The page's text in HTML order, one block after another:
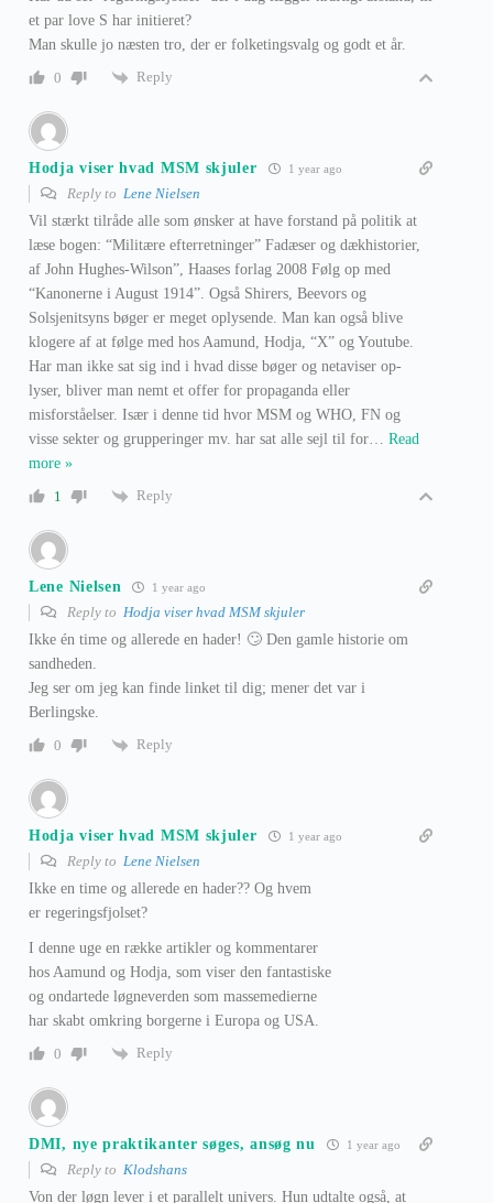
et par love S har initieret?
Man skulle jo næsten tro, der er folketingsvalg og godt et år.
0
Reply
Hodja viser hvad MSM skjuler 1 year ago
Reply to Lene Nielsen
Vil stærkt tilråde alle som ønsker at have forstand på politik at
læse bogen: “Militære efterretninger” Fadæser og dækhistorier,
af John Hughes-Wilson”, Haases forlag 2008 Følg op med
“Kanonerne i August 1914”. Også Shirers, Beevors og
Solsjenitsyns bøger er meget oplysende. Man kan også blive
klogere af at følge med hos Aamund, Hodja, “X” og Youtube.
Har man ikke sat sig ind i hvad disse bøger og netaviser op-
lyser, bliver man nemt et offer for propaganda eller
misforståelser. Især i denne tid hvor MSM og WHO, FN og
visse sekter og grupperinger mv. har sat alle sejl til for… Read
more »
1
Reply
Lene Nielsen 1 year ago
Reply to Hodja viser hvad MSM skjuler
Ikke én time og allerede en hader! 🙄 Den gamle historie om
sandheden.
Jeg ser om jeg kan finde linket til dig; mener det var i
Berlingske.
0
Reply
Hodja viser hvad MSM skjuler 1 year ago
Reply to Lene Nielsen
Ikke en time og allerede en hader?? Og hvem
er regeringsfjolset?
I denne uge en række artikler og kommentarer
hos Aamund og Hodja, som viser den fantastiske
og ondartede løgneverden som massemedierne
har skabt omkring borgerne i Europa og USA.
0
Reply
DMI, nye praktikanter søges, ansøg nu 1 year ago
Reply to Klodshans
Von der løgn lever i et parallelt univers. Hun udtalte også, at